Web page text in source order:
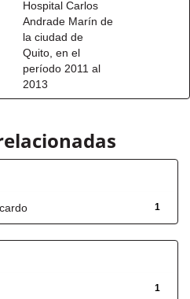
Hospital Carlos
Andrade Marín de
la ciudad de
Quito, en el
período 2011 al
2013
1
1